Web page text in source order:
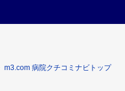
m3.com 病院クチコミナビトップ